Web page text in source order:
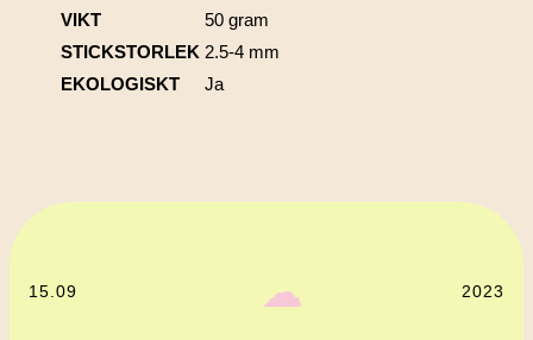
VIKT
50 gram
STICKSTORLEK 2.5-4 mm
EKOLOGISKT
Ja
15.09 ‎ ‎‎ ☁︎‎‎ 2023